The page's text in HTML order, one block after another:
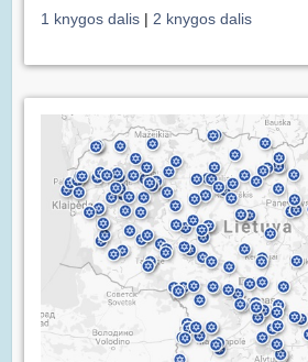
1 knygos dalis | 2 knygos dalis